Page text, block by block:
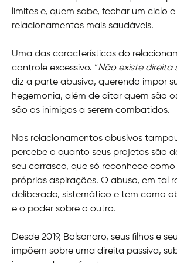
limites e, quem sabe, fechar um ciclo
relacionamentos mais saudáveis.
Uma das características do
controle excessivo. “Não existe direita
diz a parte abusiva, querendo impor
hegemonia, além de ditar quem são
são os inimigos a serem combatidos.
Nos relacionamentos abusivos
percebe o quanto seus projetos são
seu carrasco, que só reconhece como
próprias aspirações. O abuso, em tal
deliberado, sistemático e tem como
e o poder sobre o outro.
Desde 2019, Bolsonaro, seus filhos e
impõem sobre uma direita passiva,